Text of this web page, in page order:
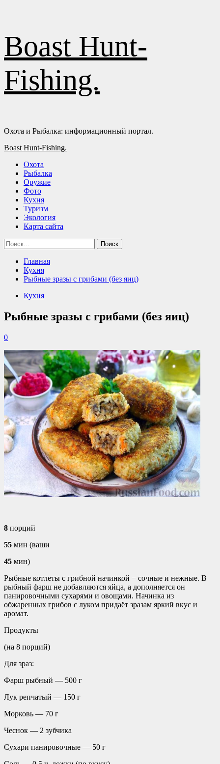
содержимому
Boast Hunt-
Fishing.
Охота и Рыбалка: информационный портал.
Основное
Boast Hunt-Fishing.
Охота
Рыбалка
Оружие
Фото
Кухня
Туризм
Экология
Карта сайта
Найти:
Главная
Кухня
Рыбные зразы с грибами (без яиц)
Кухня
Рыбные зразы с грибами (без яиц)
0
8 порций
55 мин (ваши
45 мин)
Рыбные котлеты с грибной начинкой − сочные и нежные. В
рыбный фарш не добавляются яйца, а дополняется он
панировочными сухарями и овощами. Начинка из
обжаренных грибов с луком придаёт зразам яркий вкус и
аромат.
Продукты
(на 8 порций)
Для зраз:
Фарш рыбный — 500 г
Лук репчатый — 150 г
Морковь — 70 г
Чеснок — 2 зубчика
Сухари панировочные — 50 г